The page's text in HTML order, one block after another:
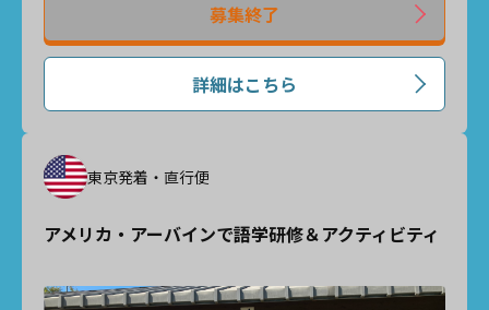
募集終了
詳細はこちら
東京発着・直行便
アメリカ・アーバインで語学研修＆アクティビティ